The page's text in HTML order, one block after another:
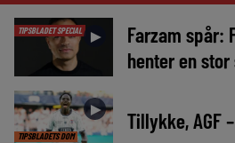
TIPSBLADET SPECIAL ►
Farzam spår:
henter en
TIPSBLADETS DOM
► Tillykke, AGF